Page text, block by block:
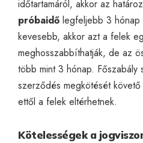
időtartamáról, akkor az
próbaidő legfeljebb 3 hónap
kevesebb, akkor azt a felek
meghosszabbíthatják, de az
több mint 3 hónap. Főszabály
szerződés megkötését
ettől a felek eltérhetnek.
Kötelességek a